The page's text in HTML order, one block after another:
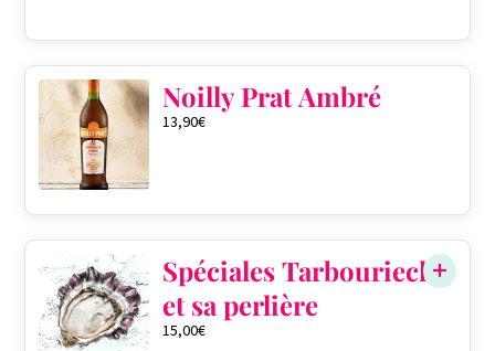
Noilly Prat Ambré
13,90€
Spéciales Tarbouriech
et sa perlière
15,00€